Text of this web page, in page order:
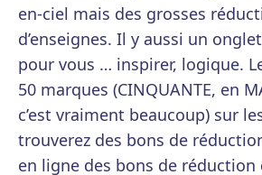
en-ciel mais des grosses
d’enseignes. Il y aussi un
pour vous … inspirer, logique.
50 marques (CINQUANTE, en
c’est vraiment beaucoup) sur
trouverez des bons de
en ligne des bons de réduction